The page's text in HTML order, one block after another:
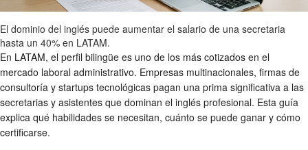
El dominio del inglés puede aumentar el salario de una secretaria
hasta un 40% en LATAM.
En LATAM, el perfil bilingüe es uno de los más cotizados en el
mercado laboral administrativo. Empresas multinacionales, firmas de
consultoría y startups tecnológicas pagan una prima significativa a las
secretarias y asistentes que dominan el inglés profesional. Esta guía
explica qué habilidades se necesitan, cuánto se puede ganar y cómo
certificarse.